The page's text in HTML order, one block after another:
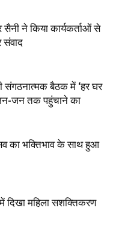
सैनी ने किया कार्यकर्ताओं से
संवाद
संगठनात्मक बैठक में ‘हर घर
जन-जन तक पहुंचाने का
का भक्तिभाव के साथ हुआ
दिखा महिला सशक्तिकरण